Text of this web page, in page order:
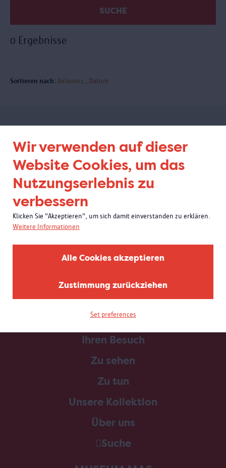
Wir verwenden auf dieser
Website Cookies, um das
Nutzungserlebnis zu
verbessern
Klicken Sie "Akzeptieren", um sich damit einverstanden zu erklären.
Weitere Informationen
Alle Cookies akzeptieren
Zustimmung zurückziehen
Set preferences
SUCHE
0 Ergebnisse
Sortieren nach: Relevanz Datum
Abonnieren Sie unseren
Newsletter
Home
Ihren Besuch
Zu sehen
Zu tun
Unsere Kollektion
Über uns
Suche